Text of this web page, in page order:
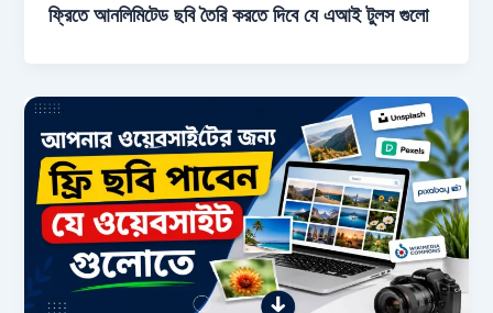
ফ্রিতে আনলিমিটেড ছবি তৈরি করতে দিবে যে এআই টুলস গুলো